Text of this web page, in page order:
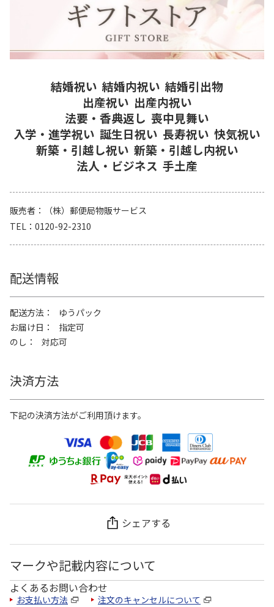
結婚祝い 結婚内祝い 結婚引出物
出産祝い 出産内祝い
法要・香典返し 喪中見舞い
入学・進学祝い 誕生日祝い 長寿祝い 快気祝い
新築・引越し祝い 新築・引越し内祝い
法人・ビジネス 手土産
販売者
（株）郵便局物販サービス
TEL
0120-92-2310
配送情報
配送方法
ゆうパック
お届け日
指定可
のし
対応可
決済方法
下記の決済方法がご利用頂けます。
シェアする
マークや記載内容について
よくあるお問い合わせ
お支払い方法 注文のキャンセルについて